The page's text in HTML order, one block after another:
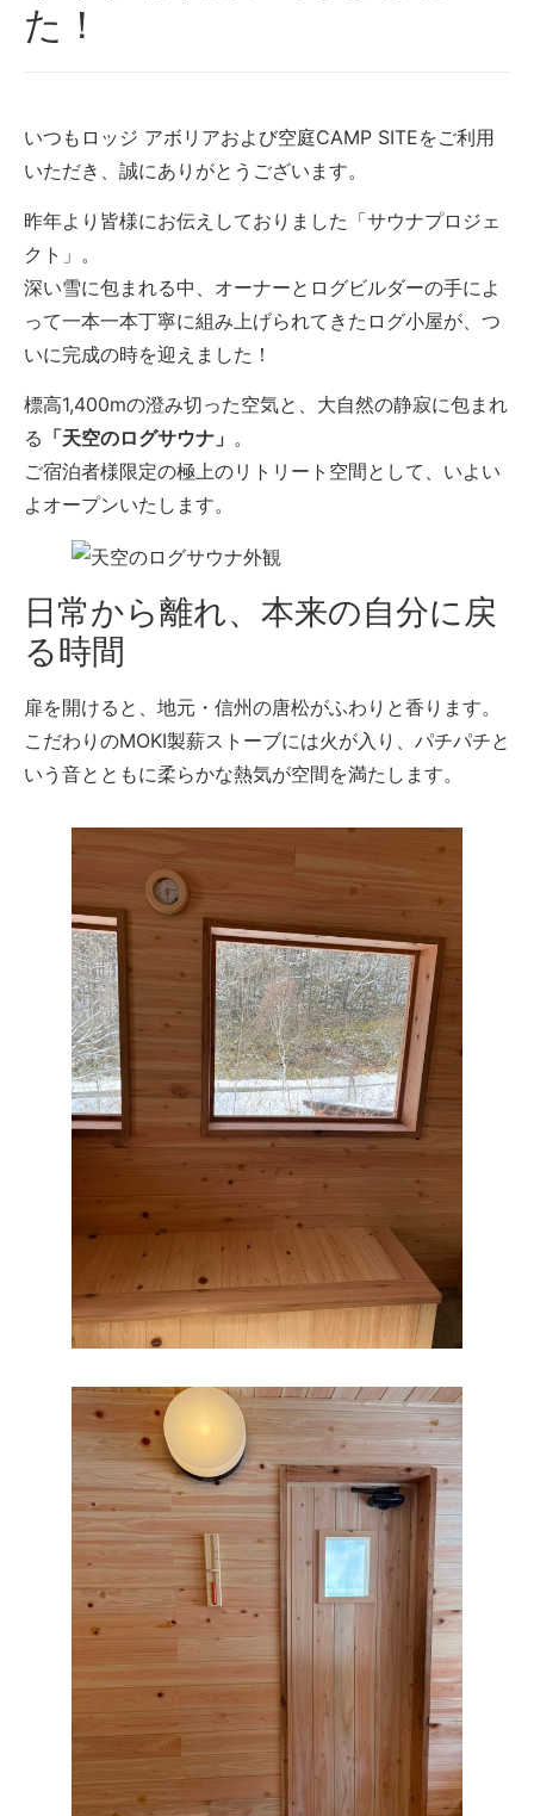
た！
いつもロッジ アボリアおよび空庭CAMP SITEをご利用
いただき、誠にありがとうございます。
昨年より皆様にお伝えしておりました「サウナプロジェ
クト」。
深い雪に包まれる中、オーナーとログビルダーの手によ
って一本一本丁寧に組み上げられてきたログ小屋が、つ
いに完成の時を迎えました！
標高1,400mの澄み切った空気と、大自然の静寂に包まれ
る 「天空のログサウナ」 。
ご宿泊者様限定の極上のリトリート空間として、いよい
よオープンいたします。
日常から離れ、本来の自分に戻
る時間
扉を開けると、地元・信州の唐松がふわりと香ります。
こだわりのMOKI製薪ストーブには火が入り、パチパチと
いう音とともに柔らかな熱気が空間を満たします。